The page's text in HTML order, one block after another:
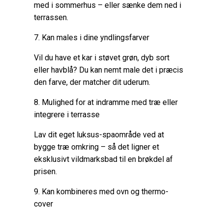
med i sommerhus – eller sænke dem ned i
terrassen.
7. Kan males i dine yndlingsfarver
Vil du have et kar i støvet grøn, dyb sort
eller havblå? Du kan nemt male det i præcis
den farve, der matcher dit uderum.
8. Mulighed for at indramme med træ eller
integrere i terrasse
Lav dit eget luksus-spaområde ved at
bygge træ omkring – så det ligner et
eksklusivt vildmarksbad til en brøkdel af
prisen.
9. Kan kombineres med ovn og thermo-
cover